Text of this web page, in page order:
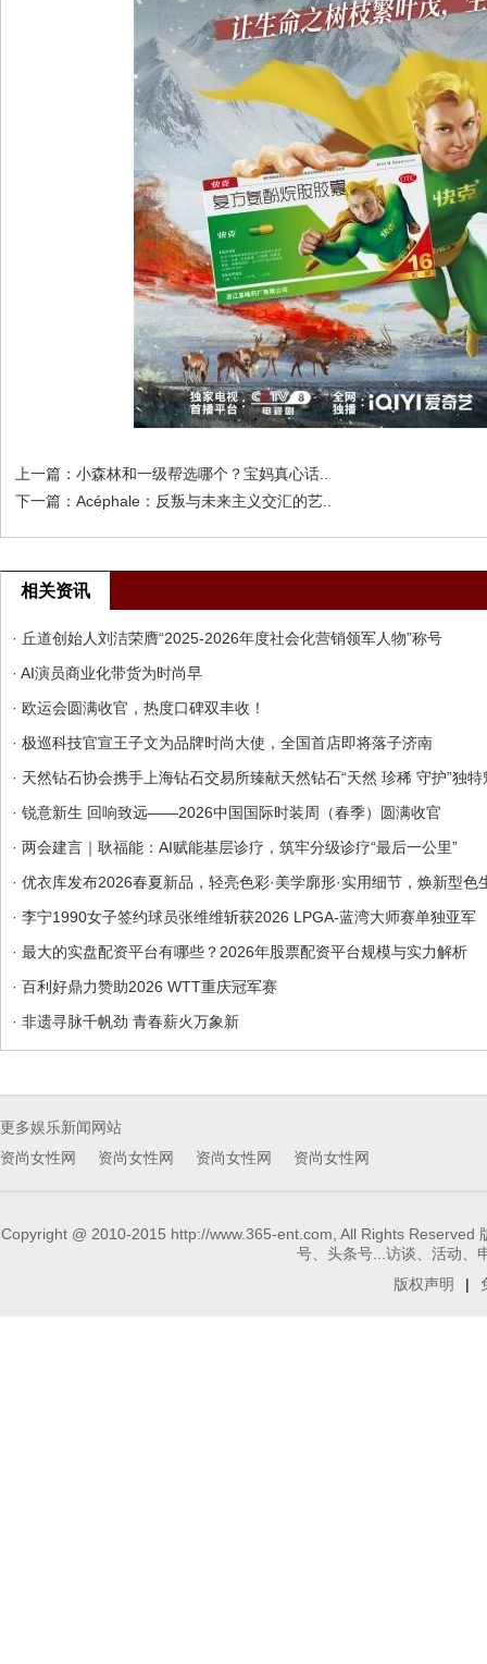
上一篇： 小森林和一级帮选哪个？宝妈真心话..
下一篇： Acéphale：反叛与未来主义交汇的艺..
相关资讯
· 丘道创始人刘洁荣膺“2025-2026年度社会化营销领军人物”称号
· AI演员商业化带货为时尚早
· 欧运会圆满收官，热度口碑双丰收！
· 极巡科技官宣王子文为品牌时尚大使，全国首店即将落子济南
· 天然钻石协会携手上海钻石交易所臻献天然钻石“天然 珍稀 守护”独特
· 锐意新生 回响致远——2026中国国际时装周（春季）圆满收官
· 两会建言｜耿福能：AI赋能基层诊疗，筑牢分级诊疗“最后一公里”
· 优衣库发布2026春夏新品，轻亮色彩·美学廓形·实用细节，焕新型色
· 李宁1990女子签约球员张维维斩获2026 LPGA-蓝湾大师赛单独亚军
· 最大的实盘配资平台有哪些？2026年股票配资平台规模与实力解析
· 百利好鼎力赞助2026 WTT重庆冠军赛
· 非遗寻脉千帆劲 青春薪火万象新
更多娱乐新闻网站
资尚女性网
资尚女性网 资尚女性网 资尚女性网
Copyright @ 2010-2015 http://www.365-ent.com, All Rights
号、头条号...访谈、活动、
版权声明
|